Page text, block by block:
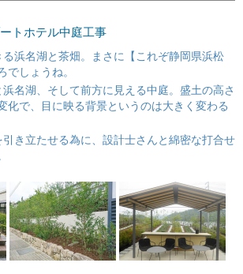
トホテル中庭工事
浜名湖と茶畑。まさに【これぞ静岡県浜松
でしょうね。
名湖、そして前方に見える中庭。盛土の高さ
化で、目に映る背景というのは大きく変わる
き立たせる為に、設計士さんと綿密な打合せ